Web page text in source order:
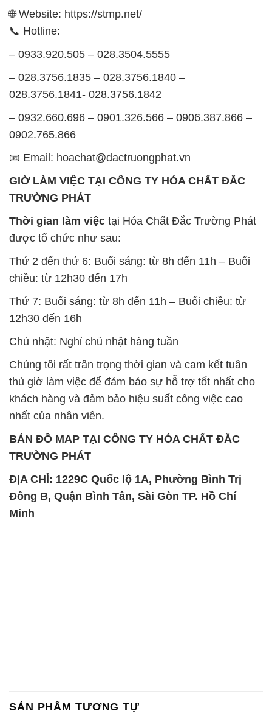
🌐 Website: https://stmp.net/
📞 Hotline:
– 0933.920.505 – 028.3504.5555
– 028.3756.1835 – 028.3756.1840 –
028.3756.1841- 028.3756.1842
– 0932.660.696 – 0901.326.566 – 0906.387.866 –
0902.765.866
📧 Email: hoachat@dactruongphat.vn
GIỜ LÀM VIỆC TẠI CÔNG TY HÓA CHẤT ĐẮC
TRƯỜNG PHÁT
Thời gian làm việc tại Hóa Chất Đắc Trường Phát
được tổ chức như sau:
Thứ 2 đến thứ 6: Buổi sáng: từ 8h đến 11h – Buổi
chiều: từ 12h30 đến 17h
Thứ 7: Buổi sáng: từ 8h đến 11h – Buổi chiều: từ
12h30 đến 16h
Chủ nhật: Nghỉ chủ nhật hàng tuần
Chúng tôi rất trân trọng thời gian và cam kết tuân
thủ giờ làm việc để đảm bảo sự hỗ trợ tốt nhất cho
khách hàng và đảm bảo hiệu suất công việc cao
nhất của nhân viên.
BẢN ĐỒ MAP TẠI CÔNG TY HÓA CHẤT ĐẮC
TRƯỜNG PHÁT
ĐỊA CHỈ: 1229C Quốc lộ 1A, Phường Bình Trị
Đông B, Quận Bình Tân, Sài Gòn TP. Hồ Chí
Minh
SẢN PHẨM TƯƠNG TỰ